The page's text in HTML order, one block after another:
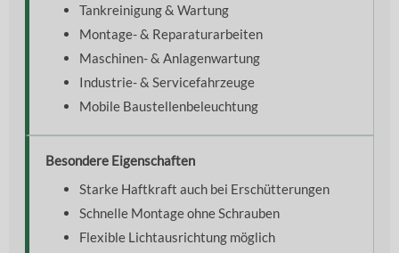
Tankreinigung & Wartung
Montage- & Reparaturarbeiten
Maschinen- & Anlagenwartung
Industrie- & Servicefahrzeuge
Mobile Baustellenbeleuchtung
Besondere Eigenschaften
Starke Haftkraft auch bei Erschütterungen
Schnelle Montage ohne Schrauben
Flexible Lichtausrichtung möglich